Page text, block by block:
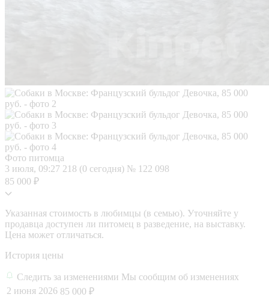
Фото питомца
3 июля, 09:27 218 (0 сегодня) № 122 098
85 000 ₽
Указанная стоимость в любимцы (в семью). Уточняйте у
продавца доступен ли питомец в разведение, на выставку.
Цена может отличаться.
История цены
Следить за изменениями Мы сообщим об изменениях
2 июня 2026 85 000 ₽